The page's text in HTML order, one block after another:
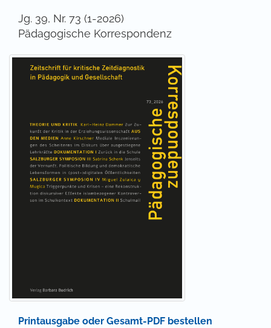
erneute Lektüre ansteht, d) durch Darstellung von
Ergebnissen der pädagogisch-empirischen
Forschung, e) durch Studien, die den Blick auf
bislang von der Pädagogik unerschlossenes Terrain
richten.
Die Pädagogische Korrespondenz bietet ein breites
Spektrum kritischer Pädagogik. Die Beiträge liefern
methodenbewusst eine genaue Argumentation und
sind für lesende Praktiker*innen genauso erhellend
wie für Wissenschaftler*innen.
Informationen für Autor*innen |Informationen für
Bibliothekar*innen|Informationen für Leser*innen
Zeitschriften-Onlineshop|Preise|
|Kontakt
Jg. 39, Nr. 73 (1-2026)
Pädagogische Korrespondenz
Printausgabe oder Gesamt-PDF bestellen